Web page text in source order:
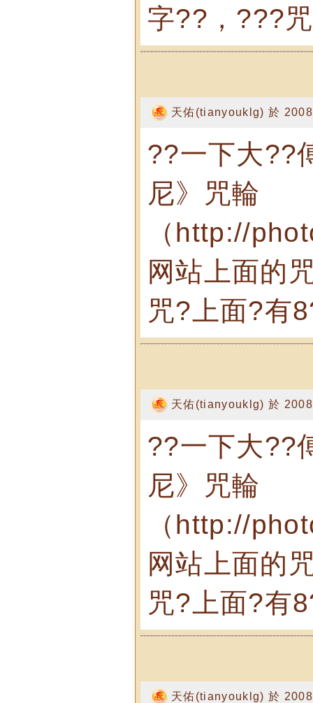
字??，???
天佑(tianyouklg) 於
??一下大??
尼》咒輪
（http://
网站上面的
咒?上面?有
天佑(tianyouklg) 於
??一下大??
尼》咒輪
（http://
网站上面的
咒?上面?有
天佑(tianyouklg) 於